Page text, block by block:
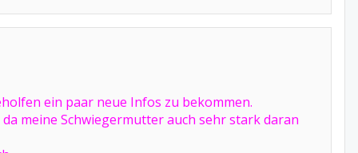
ein paar neue Infos zu bekommen.
meine Schwiegermutter auch sehr stark daran